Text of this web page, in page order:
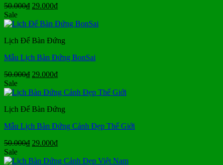
50.000₫ Giá
là:
29.000₫Giá
tại
29.000₫.
Sale
Lịch Để Bàn Đứng
Mẫu Lịch Bàn Đứng BonSai
50.000₫ Giá
là:
29.000₫Giá
tại
29.000₫.
Sale
Lịch Để Bàn Đứng
Mẫu Lịch Bàn Đứng Cảnh Đẹp Thế Giới
50.000₫ Giá
là:
29.000₫Giá
tại
Sale